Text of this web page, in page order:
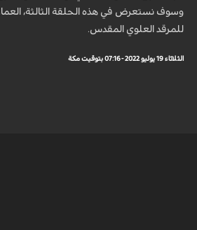
وسوف نستعرض في هذه الحلقة الثالثة،
للمرقد العلوي المقدس.
الثلاثاء 19 يوليو 2022 - 07:16 بتوقيت مكة